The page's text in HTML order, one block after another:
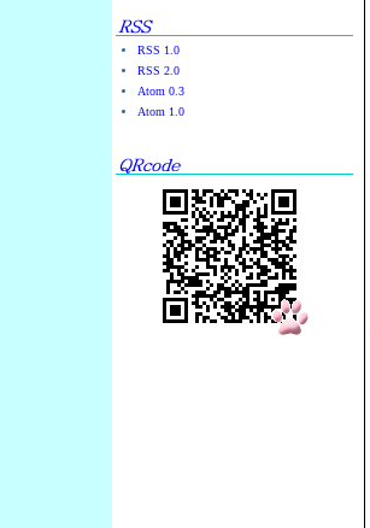
RSS 1.0
RSS 2.0
Atom 0.3
Atom 1.0